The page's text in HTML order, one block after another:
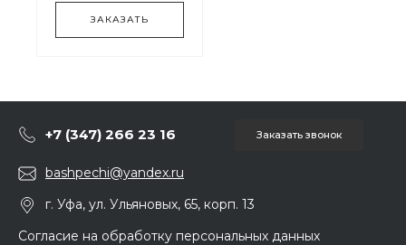
ЗАКАЗАТЬ
+7 (347) 266 23 16 Заказать звонок
bashpechi@yandex.ru
г. Уфа, ул. Ульяновых, 65, корп. 13
Согласие на обработку персональных данных